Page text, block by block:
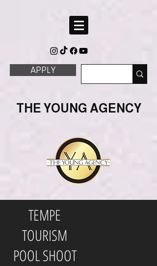
APPLY
THE YOUNG AGENCY
TEMPE
TOURISM
POOL SHOOT